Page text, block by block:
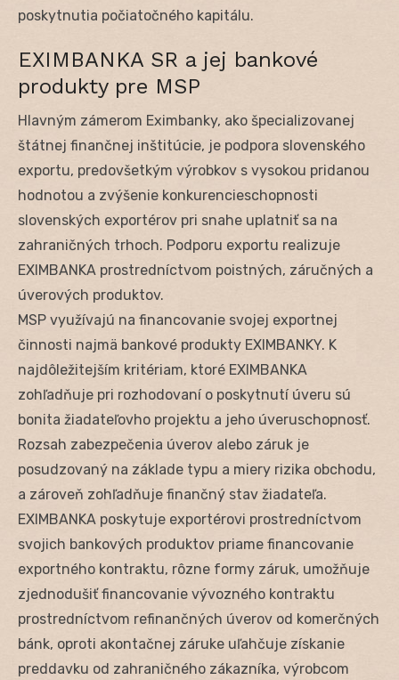
poskytnutia počiatočného kapitálu.
EXIMBANKA SR a jej bankové
produkty pre MSP
Hlavným zámerom Eximbanky, ako špecializovanej
štátnej finančnej inštitúcie, je podpora slovenského
exportu, predovšetkým výrobkov s vysokou pridanou
hodnotou a zvýšenie konkurencieschopnosti
slovenských exportérov pri snahe uplatniť sa na
zahraničných trhoch. Podporu exportu realizuje
EXIMBANKA prostredníctvom poistných, záručných a
úverových produktov.
MSP využívajú na financovanie svojej exportnej
činnosti najmä bankové produkty EXIMBANKY. K
najdôležitejším kritériam, ktoré EXIMBANKA
zohľadňuje pri rozhodovaní o poskytnutí úveru sú
bonita žiadateľovho projektu a jeho úveruschopnosť.
Rozsah zabezpečenia úverov alebo záruk je
posudzovaný na základe typu a miery rizika obchodu,
a zároveň zohľadňuje finančný stav žiadateľa.
EXIMBANKA poskytuje exportérovi prostredníctvom
svojich bankových produktov priame financovanie
exportného kontraktu, rôzne formy záruk, umožňuje
zjednodušiť financovanie vývozného kontraktu
prostredníctvom refinančných úverov od komerčných
bánk, oproti akontačnej záruke uľahčuje získanie
preddavku od zahraničného zákazníka, výrobcom